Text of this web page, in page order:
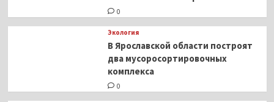
0
Экология
В Ярославской области построят
два мусоросортировочных
комплекса
0